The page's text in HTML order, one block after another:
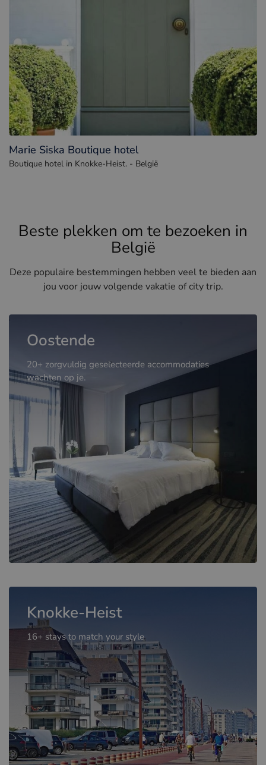
Marie Siska Boutique hotel
Boutique hotel in Knokke-Heist. - België
Beste plekken om te bezoeken in
België
Deze populaire bestemmingen hebben veel te bieden aan
jou voor jouw volgende vakatie of city trip.
Oostende
20+ zorgvuldig geselecteerde accommodaties
wachten op je.
Knokke-Heist
16+ stays to match your style